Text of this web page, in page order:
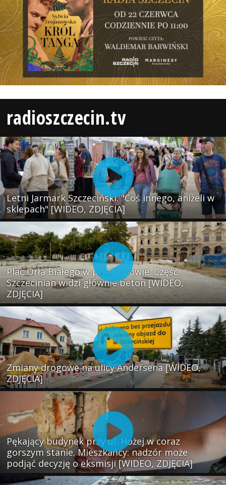
radioszczecin.tv
Letni Jarmark Szczeciński. "Coś innego, aniżeli w
sklepach" [WIDEO, ZDJĘCIA]
Plac Orła Białego w przebudowie. Część
Szczecinian widzi głównie beton [WIDEO,
ZDJĘCIA]
Zmiany drogowe na ulicy Andersena [WIDEO,
ZDJĘCIA]
Pękający budynek przy ul. Hożej w coraz
gorszym stanie. Mieszkańcy: nadzór może
podjąć decyzję o eksmisji [WIDEO, ZDJĘCIA]